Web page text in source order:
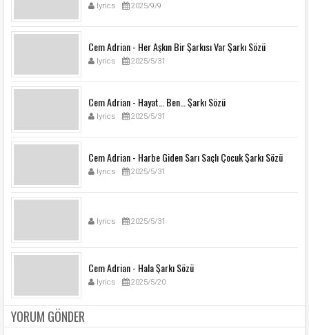
lyrics 2025/9/9
Cem Adrian - Her Aşkın Bir Şarkısı Var Şarkı Sözü
lyrics 2025/5/31
Cem Adrian - Hayat… Ben… Şarkı Sözü
lyrics 2025/5/31
Cem Adrian - Harbe Giden Sarı Saçlı Çocuk Şarkı Sözü
lyrics 2025/5/31
lyrics 2025/5/31
Cem Adrian - Hala Şarkı Sözü
lyrics 2025/5/20
YORUM GÖNDER